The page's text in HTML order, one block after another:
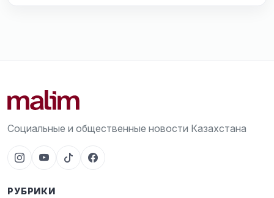
Социальные и общественные новости Казахстана
РУБРИКИ